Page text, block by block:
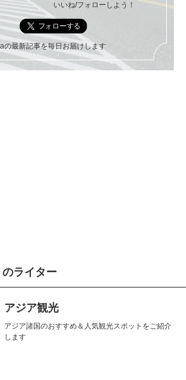
いいね/フォローしよう！
の最新記事を毎日お届けします
ライター
アジア観光
アジア諸国のおすすめ＆人気観光スポットをご紹介
します